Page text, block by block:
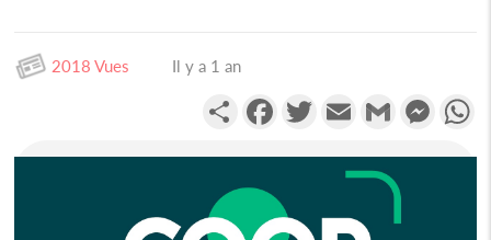
2018 Vues Il y a 1 an
PartagerFacebookTwitterEmail Gmail